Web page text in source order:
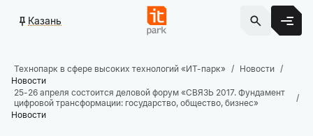
Казань
Технопарк в сфере высоких технологий «ИТ-парк»
Новости
Новости
25-26 апреля состоится деловой форум «СВЯЗЬ 2017. Фундамент
цифровой трансформации: государство, общество, бизнес»
Новости